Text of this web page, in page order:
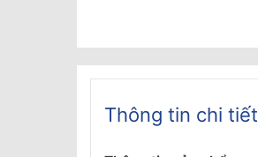
Thông tin chi tiết